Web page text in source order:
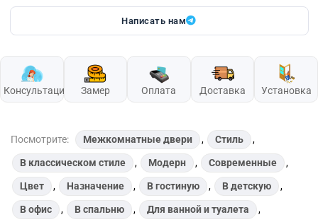
Написать нам
Консультация Замер Оплата Доставка Установка
Посмотрите: Межкомнатные двери , Стиль ,
В классическом стиле , Модерн , Современные ,
Цвет , Назначение , В гостиную , В детскую ,
В офис , В спальню , Для ванной и туалета ,